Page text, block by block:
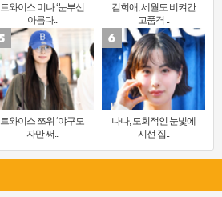
트와이스 미나 ‘눈부신
아름다..
김희애, 세월도 비켜간
고품격 ..
트와이스 쯔위 ‘야구모
자만 써..
나나, 도회적인 눈빛에
시선 집..